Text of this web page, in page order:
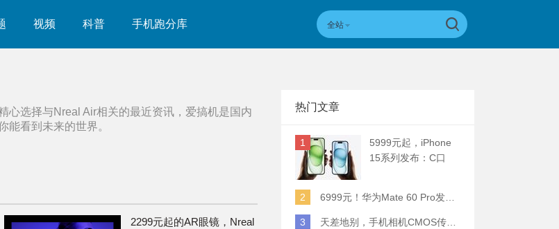
视频 科普 手机跑分库 全站
心选择与Nreal Air相关的最近资讯，爱搞机是国内
能看到未来的世界。
2299元起的AR眼镜，Nreal
热门文章
1
5999元起，iPhone
15系列发布：C口
2
6999元！华为Mate 60 Pro发布：麒麟9000S+卫星通话 (附初步跑分)
3 天差地别，手机相机CMOS传感器实际面积对比